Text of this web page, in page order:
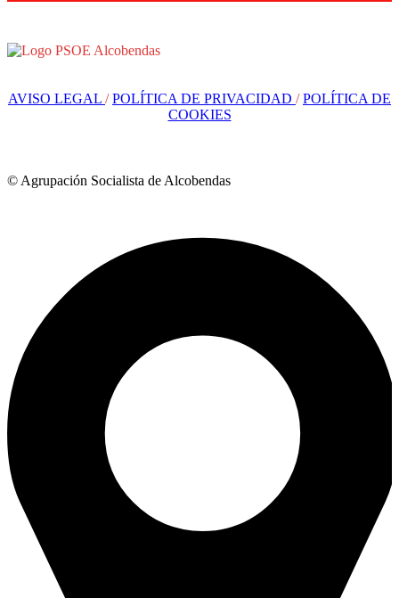
AVISO LEGAL /POLÍTICA DE PRIVACIDAD /POLÍTICA DE
COOKIES
© Agrupación Socialista de Alcobendas